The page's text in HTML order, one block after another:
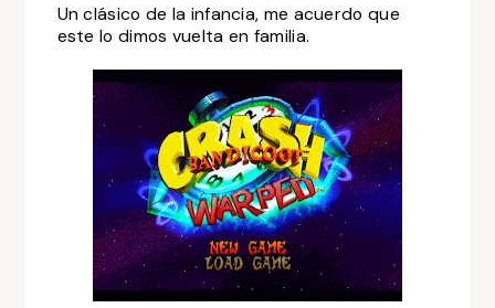
Un clásico de la infancia, me acuerdo que
este lo dimos vuelta en familia.